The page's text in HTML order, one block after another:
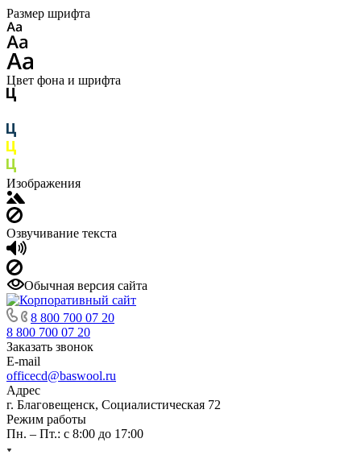
Размер шрифта
Цвет фона и шрифта
Изображения
Озвучивание текста
Обычная версия сайта
8 800 700 07 20
8 800 700 07 20
Заказать звонок
E-mail
officecd@baswool.ru
Адрес
г. Благовещенск, Социалистическая 72
Режим работы
Пн. – Пт.: с 8:00 до 17:00